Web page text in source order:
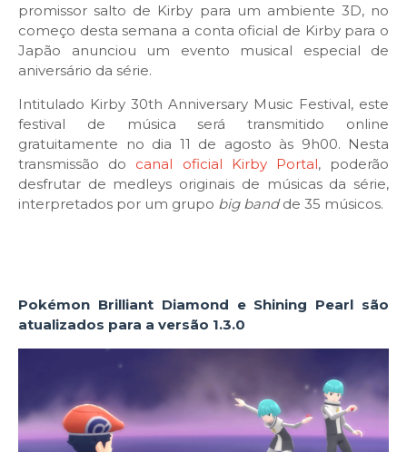
promissor salto de Kirby para um ambiente 3D, no
começo desta semana a conta oficial de Kirby para o
Japão anunciou um evento musical especial de
aniversário da série.
Intitulado Kirby 30th Anniversary Music Festival, este
festival de música será transmitido online
gratuitamente no dia 11 de agosto às 9h00. Nesta
transmissão do canal oficial Kirby Portal, poderão
desfrutar de medleys originais de músicas da série,
interpretados por um grupo big bandde 35 músicos.
Pokémon Brilliant Diamond e Shining Pearl são
atualizados para a versão 1.3.0